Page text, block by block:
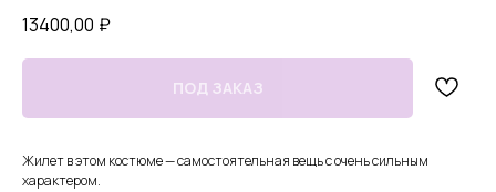
13400,00 ₽
Жилет в этом костюме — самостоятельная вещь с очень сильным
характером.